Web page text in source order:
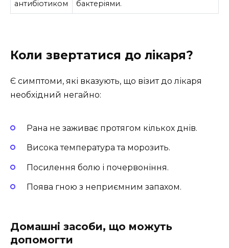
антибіотиком
бактеріями.
Коли звертатися до лікаря?
Є симптоми, які вказують, що візит до лікаря
необхідний негайно:
Рана не заживає протягом кількох днів.
Висока температура та морозить.
Посилення болю і почервоніння.
Поява гною з неприємним запахом.
Домашні засоби, що можуть
допомогти